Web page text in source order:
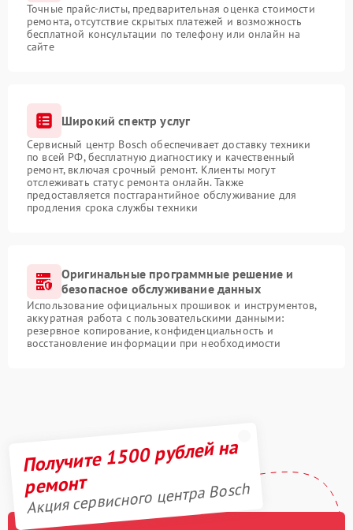
Точные прайс-листы, предварительная оценка стоимости
ремонта, отсутствие скрытых платежей и возможность
бесплатной консультации по телефону или онлайн на
сайте
Широкий спектр услуг
Сервисный центр Bosch обеспечивает доставку техники
по всей РФ, бесплатную диагностику и качественный
ремонт, включая срочный ремонт. Клиенты могут
отслеживать статус ремонта онлайн. Также
предоставляется постгарантийное обслуживание для
продления срока службы техники
Оригинальные программные решение и
безопасное обслуживание данных
Использование официальных прошивок и инструментов,
аккуратная работа с пользовательскими данными:
резервное копирование, конфиденциальность и
восстановление информации при необходимости
Получите 1500 рублей на
ремонт
Акция сервисного центра Bosch